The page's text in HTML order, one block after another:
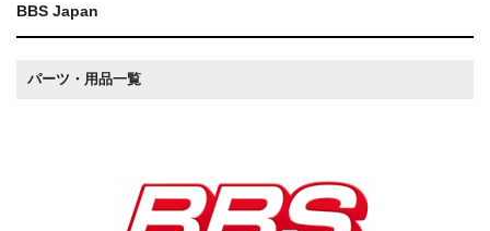
BBS Japan
パーツ・用品一覧